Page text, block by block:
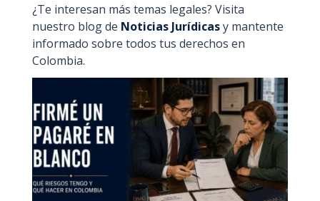
¿Te interesan más temas legales? Visita
nuestro blog de Noticias Jurídicasy mantente
informado sobre todos tus derechos en
Colombia.